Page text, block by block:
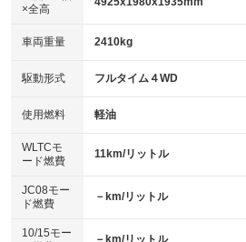
パワーウィンドウ
アイドリングストップ
：装備なし
USB入力端子
：装備あり
100V電源
：装備あり
センターデフロック
：装備あり
電動格納ミラー
：装備あり
革シート
キーレス
HID(キセノンライト)
：装備なし
バックカメラ
：装備あり
エアロ
：装備なし
：装備なし
パワーシート
×全高
車両重量 2410kg
駆動形式 フルタイム４WD
使用燃料 軽油
WLTCモ
ード燃費
11km/リットル
JC08モー
ド燃費
－km/リットル
10/15モー
－km/リットル